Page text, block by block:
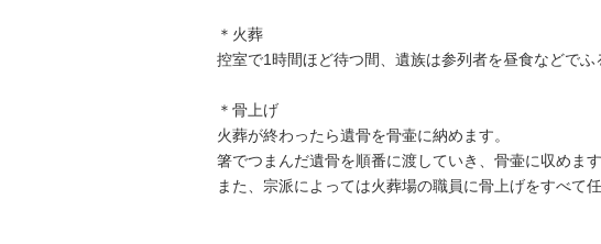
＊火葬
控室で1時間ほど待つ間、遺族は参列者を昼食などでふ
＊骨上げ
火葬が終わったら遺骨を骨壷に納めます。
箸でつまんだ遺骨を順番に渡していき、骨壷に収めま
また、宗派によっては火葬場の職員に骨上げをすべて